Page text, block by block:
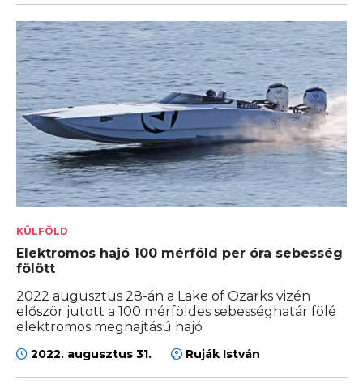
KÜLFÖLD
Elektromos hajó 100 mérföld per óra sebesség
fölött
2022 augusztus 28-án a Lake of Ozarks vizén
először jutott a 100 mérföldes sebességhatár fölé
elektromos meghajtású hajó
2022. augusztus 31. Ruják István